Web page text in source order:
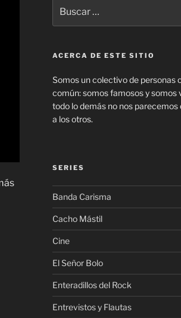
por:
ACERCA DE ESTE SITIO
Somos un colectivo de personas
común: somos famosos y somos
todo lo demás no nos parecemos
a los otros.
SERIES
Banda Carisma
Cacho Mástil
Cine
El Señor Bolo
Enteradillos del Rock
Entrevistos y Flautas